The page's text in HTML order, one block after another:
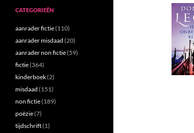
CATEGORIEËN
aanrader fictie(110)
aanrader misdaad (20)
aanrader non fictie(59)
fictie(364)
kinderboek(2)
misdaad (151)
non fictie(189)
poëzie(7)
tijdschrift(1)